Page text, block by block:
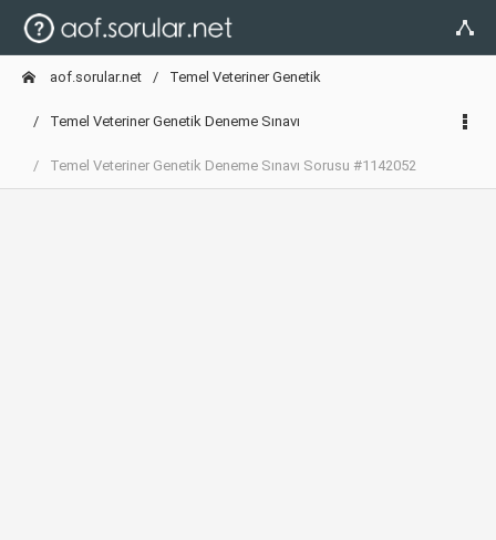
aof.sorular.net Temel Veteriner Genetik
Temel Veteriner Genetik Deneme Sınavı
Temel Veteriner Genetik Deneme Sınavı Sorusu #1142052